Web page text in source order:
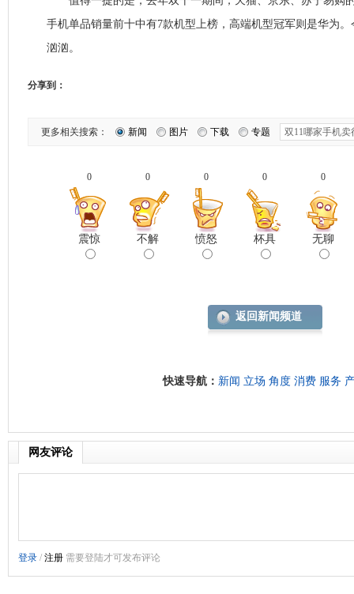
手机单品销量前十中有7款机型上榜，高端机型冠军则是华为
汹汹。
分享到：
更多相关搜索： 新闻 图片 下载 专题
0
震惊
0
不解
0
愤怒
0
杯具
0
无聊
返回新闻频道
快速导航： 新闻 立场 角度 消费 服务
网友评论